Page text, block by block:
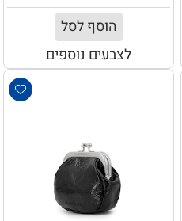
הוסף לסל
לצבעים נוספים